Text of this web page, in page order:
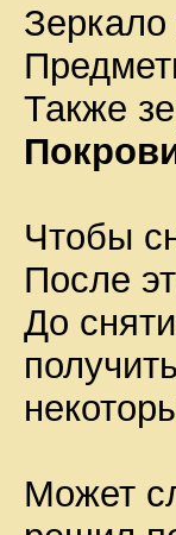
Также
Чтобы
После
До
Может